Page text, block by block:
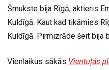
Šmukste bija Rīgā, aktieris
Kuldīgā. Kaut kad tikāmies
Kuldīgā. Pirmizrāde šeit bija
Vienlaikus sākās Vientuļās